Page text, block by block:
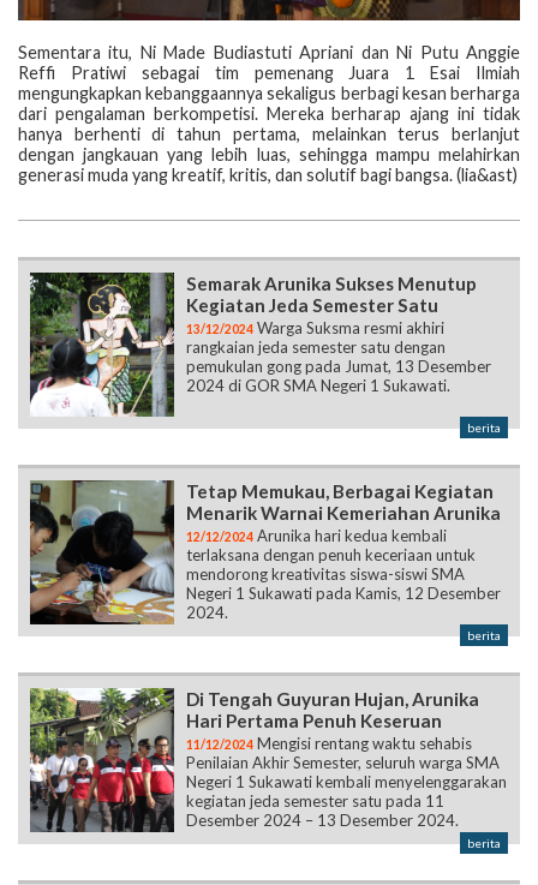
Sementara itu, Ni Made Budiastuti Apriani dan Ni Putu Anggie
Reffi Pratiwi sebagai tim pemenang Juara 1 Esai Ilmiah
mengungkapkan kebanggaannya sekaligus berbagi kesan berharga
dari pengalaman berkompetisi. Mereka berharap ajang ini tidak
hanya berhenti di tahun pertama, melainkan terus berlanjut
dengan jangkauan yang lebih luas, sehingga mampu melahirkan
generasi muda yang kreatif, kritis, dan solutif bagi bangsa. (lia&ast)
Semarak Arunika Sukses Menutup
Kegiatan Jeda Semester Satu
13/12/2024 Warga Suksma resmi akhiri
rangkaian jeda semester satu dengan
pemukulan gong pada Jumat, 13 Desember
2024 di GOR SMA Negeri 1 Sukawati.
berita
Tetap Memukau, Berbagai Kegiatan
Menarik Warnai Kemeriahan Arunika
12/12/2024 Arunika hari kedua kembali
terlaksana dengan penuh keceriaan untuk
mendorong kreativitas siswa-siswi SMA
Negeri 1 Sukawati pada Kamis, 12 Desember
2024.
berita
Di Tengah Guyuran Hujan, Arunika
Hari Pertama Penuh Keseruan
11/12/2024 Mengisi rentang waktu sehabis
Penilaian Akhir Semester, seluruh warga SMA
Negeri 1 Sukawati kembali menyelenggarakan
kegiatan jeda semester satu pada 11
Desember 2024 – 13 Desember 2024.
berita